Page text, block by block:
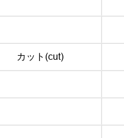
カット(cut)